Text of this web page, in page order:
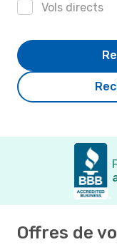
Vols directs
Offres de